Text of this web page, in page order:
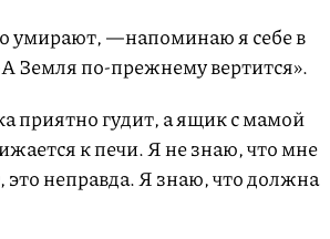
умирают, —напоминаю я себе в
Земля по-прежнему вертится».
приятно гудит, а ящик с мамой
к печи. Я не знаю, что мне
это неправда. Я знаю, что должна